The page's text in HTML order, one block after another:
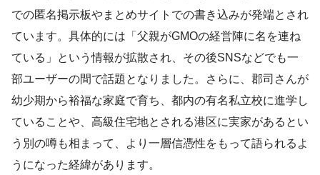
での匿名掲示板やまとめサイトでの書き込みが発端とされ
ています。具体的には「父親がGMOの経営陣に名を連ね
ている」という情報が拡散され、その後SNSなどでも一
部ユーザーの間で話題となりました。さらに、郡司さんが
幼少期から裕福な家庭で育ち、都内の有名私立校に進学し
ていることや、高級住宅地とされる港区に実家があるとい
う別の噂も相まって、より一層信憑性をもって語られるよ
うになった経緯があります。